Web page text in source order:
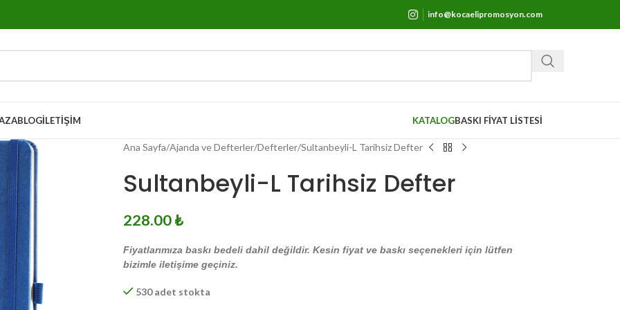
info@kocaelipromosyon.com
BLOGİLETIŞIM KATALOGBASKI FİYAT LİSTESİ
Ana Sayfa Ajanda ve Defterler Defterler Sultanbeyli-L Tarihsiz Defter
Sultanbeyli-L Tarihsiz Defter
228.00₺
Fiyatlarımıza baskı bedeli dahil değildir. Kesin fiyat ve baskı seçenekleri için lütfen
bizimle iletişime geçiniz.
530 adet stokta